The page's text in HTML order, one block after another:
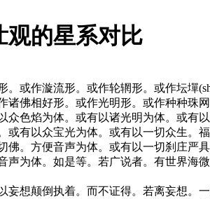
观的星系对比
或作漩流形。或作轮辋形。或作坛墠
佛相好形。或作光明形。或作种种珠
色焰为体。或有以诸光明为体。或有
有以众宝光为体。或有以一切众生。
。方便音声为体。或有以一切刹庄严
为体。如是等。若广说者。有世界海微
想颠倒执着。而不证得。若离妄想。